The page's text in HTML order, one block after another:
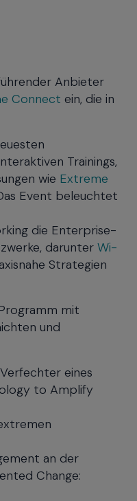
Anbieter
Connect ein, die in
Trainings,
wie Extreme
Event beleuchtet
die Enterprise-
darunter Wi-
Strategien
mit
und
eines
to Amplify
an der
Change: